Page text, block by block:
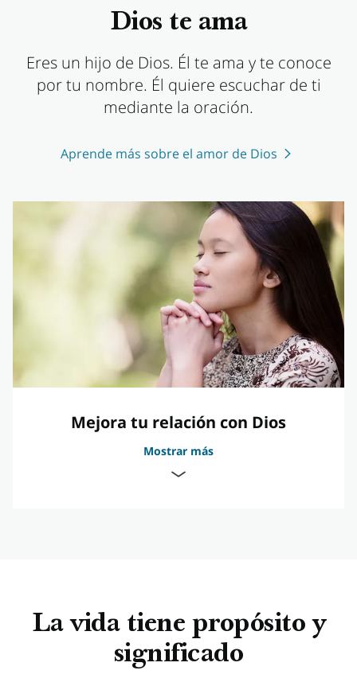
Dios te ama
Eres un hijo de Dios. Él te ama y te conoce
por tu nombre. Él quiere escuchar de ti
mediante la oración.
Aprende más sobre el amor de Dios
Mejora tu relación con Dios
Mostrar más
Dios está ahí para ayudarte
La vida tiene propósito y
significado